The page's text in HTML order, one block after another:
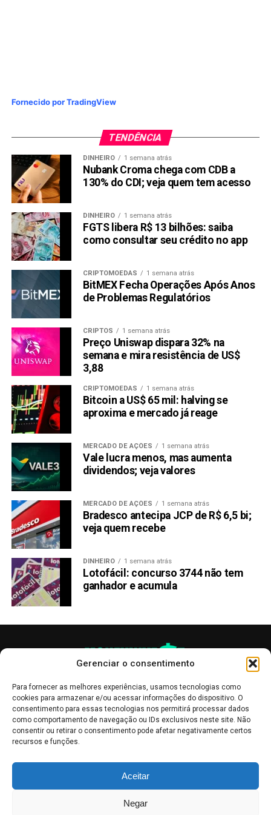
Gerenciar o consentimento
Para fornecer as melhores experiências, usamos tecnologias como
cookies para armazenar e/ou acessar informações do dispositivo. O
consentimento para essas tecnologias nos permitirá processar dados
como comportamento de navegação ou IDs exclusivos neste site. Não
consentir ou retirar o consentimento pode afetar negativamente certos
recursos e funções.
Aceitar
Negar
Fornecido por TradingView
TENDÊNCIA
DINHEIRO 1 semana atrás
Nubank Croma chega com CDB a
130% do CDI; veja quem tem acesso
DINHEIRO 1 semana atrás
FGTS libera R$ 13 bilhões: saiba
como consultar seu crédito no app
CRIPTOMOEDAS 1 semana atrás
BitMEX Fecha Operações Após Anos
de Problemas Regulatórios
CRIPTOS 1 semana atrás
Preço Uniswap dispara 32% na
semana e mira resistência de US$
3,88
CRIPTOMOEDAS 1 semana atrás
Bitcoin a US$ 65 mil: halving se
aproxima e mercado já reage
MERCADO DE AÇÕES 1 semana atrás
Vale lucra menos, mas aumenta
dividendos; veja valores
MERCADO DE AÇÕES 1 semana atrás
Bradesco antecipa JCP de R$ 6,5 bi;
veja quem recebe
DINHEIRO 1 semana atrás
Lotofácil: concurso 3744 não tem
ganhador e acumula
informativo, servindo como boletins de divulgação, e não devem ser
interpretadas como recomendações de investimento.Leia mais
Bolsa de Valores